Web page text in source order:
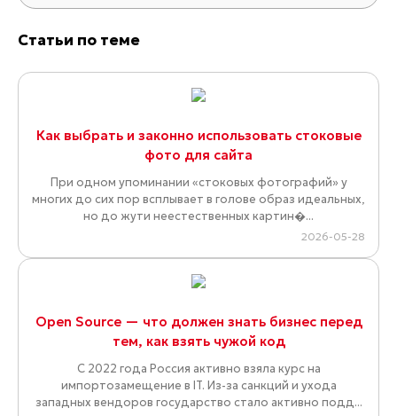
Статьи по теме
Как выбрать и законно использовать стоковые
фото для сайта
При одном упоминании «стоковых фотографий» у
многих до сих пор всплывает в голове образ идеальных,
но до жути неестественных картин�...
2026-05-28
Open Source — что должен знать бизнес перед
тем, как взять чужой код
С 2022 года Россия активно взяла курс на
импортозамещение в IT. Из-за санкций и ухода
западных вендоров государство стало активно подд...